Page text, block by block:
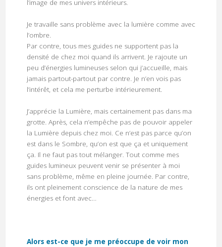
l’image de mes univers intérieurs.
Je travaille sans problème avec la lumière comme avec
l’ombre.
Par contre, tous mes guides ne supportent pas la
densité de chez moi quand ils arrivent. Je rajoute un
peu d’énergies lumineuses selon qui j’accueille, mais
jamais partout-partout par contre. Je n’en vois pas
l’intérêt, et cela me perturbe intérieurement.
J’apprécie la Lumière, mais certainement pas dans ma
grotte. Après, cela n’empêche pas de pouvoir appeler
la Lumière depuis chez moi. Ce n’est pas parce qu’on
est dans le Sombre, qu’on est que ça et uniquement
ça. Il ne faut pas tout mélanger. Tout comme mes
guides lumineux peuvent venir se présenter à moi
sans problème, même en pleine journée. Par contre,
ils ont pleinement conscience de la nature de mes
énergies et font avec…
Alors est-ce que je me préoccupe de voir mon